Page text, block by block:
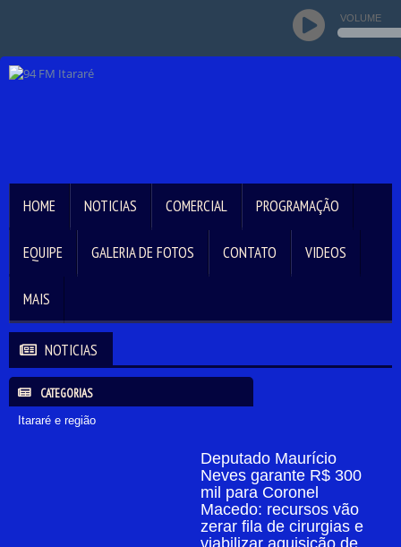
VOLUME
HOME NOTICIAS COMERCIAL PROGRAMAÇÃO
EQUIPE GALERIA DE FOTOS CONTATO VIDEOS
MAIS
NOTICIAS
CATEGORIAS
Itararé e região
Deputado Maurício
Neves garante R$ 300
mil para Coronel
Macedo: recursos vão
zerar fila de cirurgias e